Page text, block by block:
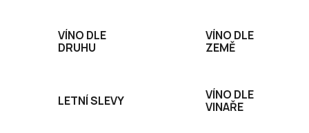
VÍNO DLE
DRUHU
VÍNO DLE
ZEMĚ
LETNÍ SLEVY
VÍNO DLE
VINAŘE